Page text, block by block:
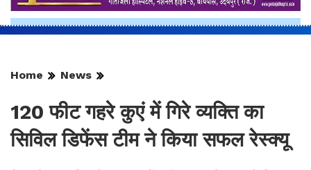
Home News
120 फीट गहरे कुएं में गिरे व्यक्ति का
सिविल डिफेंस टीम ने किया सफल रेस्क्यू